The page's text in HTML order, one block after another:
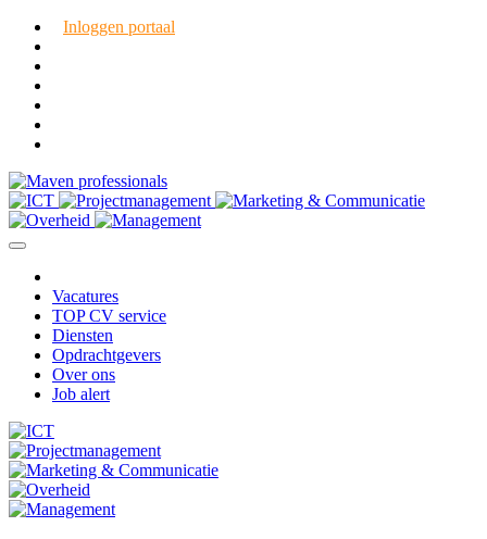
Inloggen portaal
Vacatures
TOP CV service
Diensten
Opdrachtgevers
Over ons
Job alert